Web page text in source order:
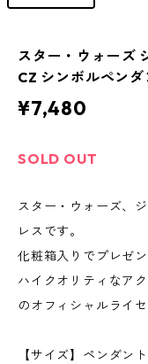
スター・ウォーズ
CZ シンボルペン
¥7,480
SOLD OUT
スター・ウォーズ、
レスです。
化粧箱入りでプレゼ
ハイクオリティなア
のオフィシャルライセ
【サイズ】ペンダン